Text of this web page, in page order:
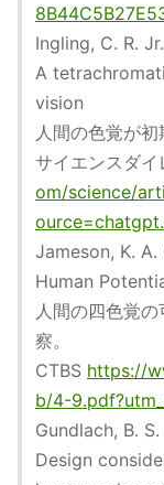
Ingling, C. R.
A
vision
人間の色覚が
サイエンスダイ
om/science/
Jameson, K.
Human
人間の四色覚
察。
CTBS https://
b/4-
Gundlach, B.
Design